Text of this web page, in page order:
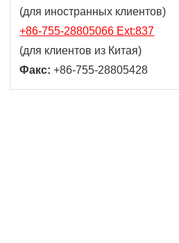
(для иностранных клиентов)
+86-755-28805066 Ext:837
(для клиентов из Китая)
Факс: +86-755-28805428